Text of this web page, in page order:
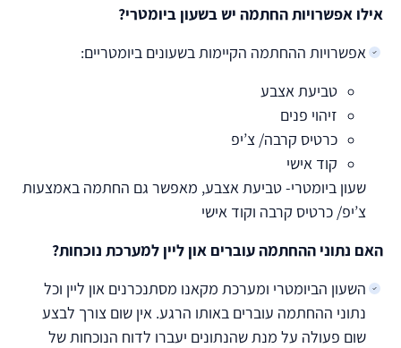
אילו אפשרויות החתמה יש בשעון ביומטרי?
אפשרויות ההחתמה הקיימות בשעונים ביומטריים:
טביעת אצבע
זיהוי פנים
כרטיס קרבה/ צ’יפ
קוד אישי
שעון ביומטרי- טביעת אצבע, מאפשר גם החתמה באמצעות
צ’יפ/ כרטיס קרבה וקוד אישי
האם נתוני ההחתמה עוברים און ליין למערכת נוכחות?
השעון הביומטרי ומערכת מקאנו מסתנכרנים און ליין וכל
נתוני ההחתמה עוברים באותו הרגע. אין שום צורך לבצע
שום פעולה על מנת שהנתונים יעברו לדוח הנוכחות של